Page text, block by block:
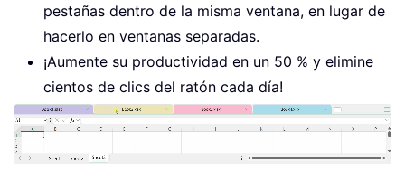
pestañas dentro de la misma ventana, en lugar de
hacerlo en ventanas separadas.
¡Aumente su productividad en un 50 % y elimine
cientos de clics del ratón cada día!